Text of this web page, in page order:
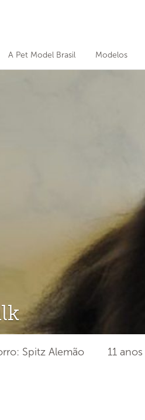
A Pet Model Brasil Modelos
Spitz Alemão 11 anos